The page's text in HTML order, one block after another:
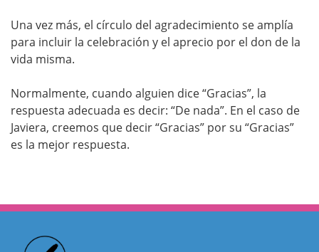
Una vez más, el círculo del agradecimiento se amplía
para incluir la celebración y el aprecio por el don de la
vida misma.
Normalmente, cuando alguien dice “Gracias”, la
respuesta adecuada es decir: “De nada”. En el caso de
Javiera, creemos que decir “Gracias” por su “Gracias”
es la mejor respuesta.